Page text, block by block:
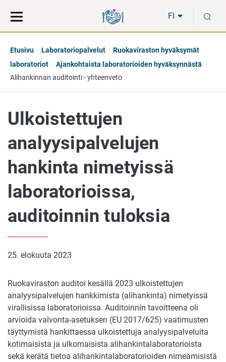
suoraan
sisältöön
koko
sivuston
FI
Etusivu Laboratoriopalvelut
Ruokaviraston hyväksymät
laboratoriot
Ajankohtaista laboratorioiden hyväksynnästä
Alihankinnan auditointi - yhteenveto
Ulkoistettujen
analyysipalvelujen
hankinta nimetyissä
laboratorioissa,
auditoinnin tuloksia
25. elokuuta 2023
Ruokaviraston auditoi kesällä 2023 ulkoistettujen
analyysipalvelujen hankkimista (alihankinta) nimetyissä
virallisissa laboratorioissa. Auditoinnin tavoitteena oli
arvioida valvonta-asetuksen (EU 2017/625) vaatimusten
täyttymistä hankittaessa ulkoistettuja analyysipalveluita
kotimaisista ja ulkomaisista alihankintalaboratorioista
sekä kerätä tietoa alihankintalaboratorioiden nimeämisistä